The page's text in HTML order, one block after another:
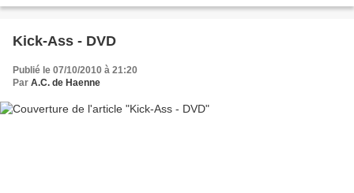
Kick-Ass - DVD
Publié le 07/10/2010 à 21:20
Par A.C. de Haenne